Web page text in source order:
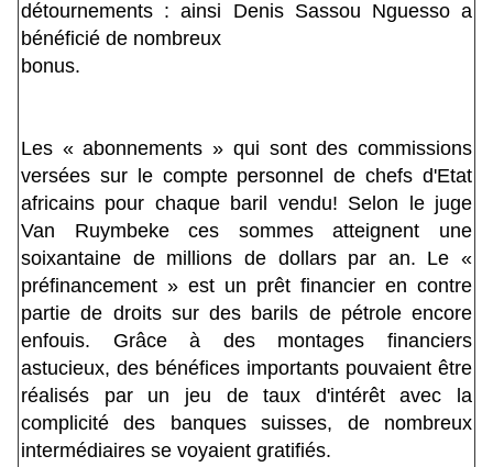
détournements : ainsi Denis Sassou Nguesso a
bénéficié de nombreux
bonus.
Les « abonnements » qui sont des commissions
versées sur le compte personnel de chefs d'Etat
africains pour chaque baril vendu! Selon le juge
Van Ruymbeke ces sommes atteignent une
soixantaine de millions de dollars par an. Le «
préfinancement » est un prêt financier en contre
partie de droits sur des barils de pétrole encore
enfouis. Grâce à des montages financiers
astucieux, des bénéfices importants pouvaient être
réalisés par un jeu de taux d'intérêt avec la
complicité des banques suisses, de nombreux
intermédiaires se voyaient gratifiés.